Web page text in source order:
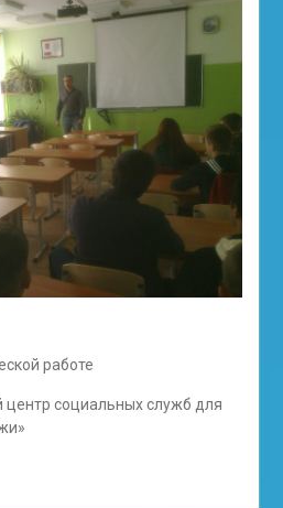
работе
центр социальных служб для